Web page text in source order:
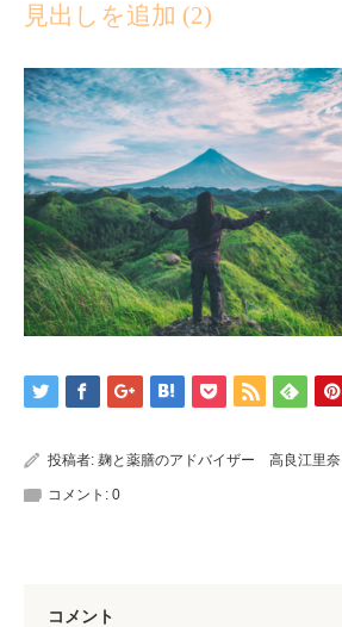
見出しを追加 (2)
投稿者: 麹と薬膳のアドバイザー 高良江里奈
コメント: 0
コメント